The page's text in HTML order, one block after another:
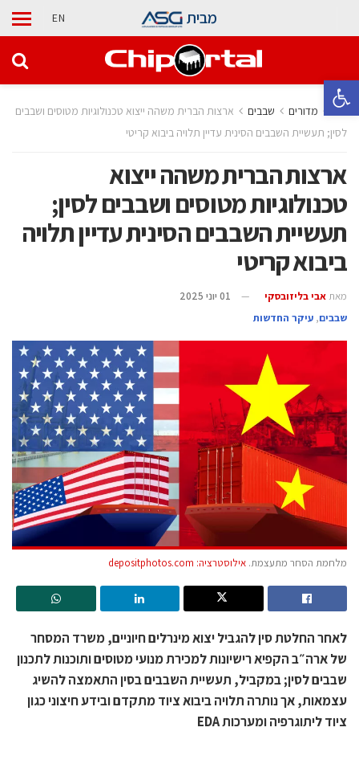
פתח סרגל נגישות
מבית EN
בית מדורים ‫שבבים‬
ארצות הברית משהה ייצוא טכנולוגיות מטוסים ושבבים
לסין; תעשיית השבבים הסינית עדיין תלויה ביבוא קריטי
ארצות הברית משהה ייצוא
טכנולוגיות מטוסים ושבבים לסין;
תעשיית השבבים הסינית עדיין תלויה
ביבוא קריטי
מאת אבי בליזובסקי
01 יוני 2025
‫שבבים‬, עיקר החדשות
מלחמת הסחר מתעצמת. אילוסטרציה: depositphotos.com
לאחר החלטת סין להגביל יצוא מינרלים חיוניים, משרד המסחר
של ארה״ב הקפיא רישיונות למכירת מנועי מטוסים ותוכנות לתכנון
שבבים לסין; במקביל, תעשיית השבבים בסין התאמצה להשיג
עצמאות, אך נותרה תלויה ביבוא ציוד מתקדם ובידע חיצוני כגון
ציוד ליתוגרפיה ומערכות EDA